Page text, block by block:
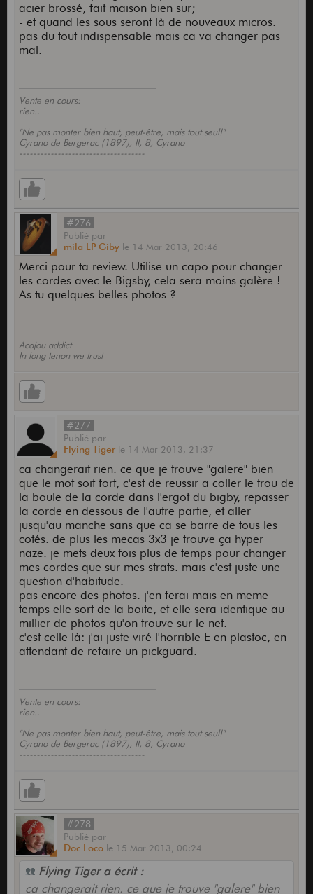
acier brossé, fait maison bien sur;
- et quand les sous seront là de nouveaux micros.
pas du tout indispensable mais ca va changer pas
mal.
Vente en cours:
rien..
"Ne pas monter bien haut, peut-être, mais tout seul!"
Cyrano de Bergerac (1897), II, 8, Cyrano
------------------------------------
#276
Publié par
mila LP Giby le 14 Mar 2013, 20:46
Merci pour ta review. Utilise un capo pour changer
les cordes avec le Bigsby, cela sera moins galère !
As tu quelques belles photos ?
Acajou addict
In long tenon we trust
#277
Publié par
Flying Tiger le 14 Mar 2013, 21:37
ca changerait rien. ce que je trouve "galere" bien
que le mot soit fort, c'est de reussir a coller le trou de
la boule de la corde dans l'ergot du bigby, repasser
la corde en dessous de l'autre partie, et aller
jusqu'au manche sans que ca se barre de tous les
cotés. de plus les mecas 3x3 je trouve ça hyper
naze. je mets deux fois plus de temps pour changer
mes cordes que sur mes strats. mais c'est juste une
question d'habitude.
pas encore des photos. j'en ferai mais en meme
temps elle sort de la boite, et elle sera identique au
millier de photos qu'on trouve sur le net.
c'est celle là: j'ai juste viré l'horrible E en plastoc, en
attendant de refaire un pickguard.
Vente en cours:
rien..
"Ne pas monter bien haut, peut-être, mais tout seul!"
Cyrano de Bergerac (1897), II, 8, Cyrano
------------------------------------
#278
Publié par
Doc Loco le 15 Mar 2013, 00:24
Flying Tiger a écrit :
ca changerait rien. ce que je trouve "galere" bien